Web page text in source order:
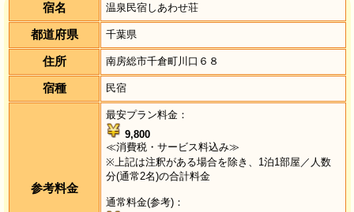
宿名 温泉民宿しあわせ荘
都道府県 千葉県
住所 南房総市千倉町川口６８
宿種 民宿
参考料金
最安プラン料金：
9,800
≪消費税・サービス料込み≫
※上記は注釈がある場合を除き、1泊1部屋／人数
分(通常2名)の合計料金
通常料金(参考)：